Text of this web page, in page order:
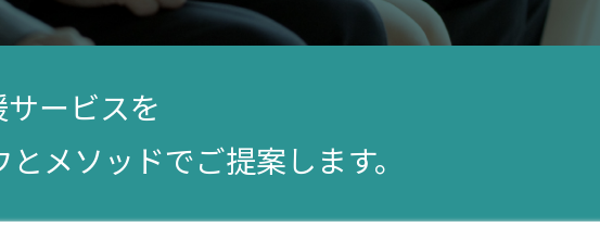
ービスを
メソッドでご提案します。